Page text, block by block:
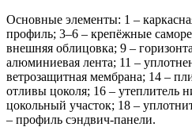
Основные элементы: 1 –
профиль; 3–6 – крепёжные
внешняя облицовка; 9 –
алюминиевая лента; 11 –
ветрозащитная мембрана; 14 –
отливы цоколя; 16 – утеплитель
цокольный участок; 18 –
– профиль сэндвич-панели.